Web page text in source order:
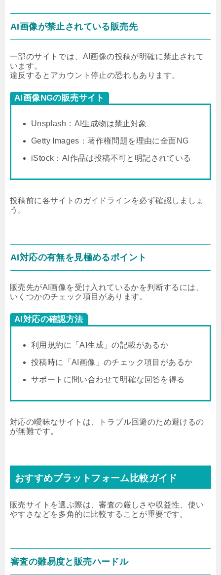
AI画像が禁止されている販売先
一部のサイトでは、AI画像の投稿が明確に禁止されて
います。
違反するとアカウント停止の恐れもあります。
AI画像NGの販売サイト
Unsplash：AI生成物は禁止対象
Getty Images：著作権問題を理由に全面NG
iStock：AI作品は投稿不可と明記されている
投稿前に各サイトのガイドラインを必ず確認しましょ
う。
AI対応の有無を見極めるポイント
販売先がAI画像を受け入れているかを判断するには、
いくつかのチェック項目があります。
AI対応の確認方法
利用規約に「AI生成」の記載があるか
投稿時に「AI画像」のチェック項目があるか
サポートに問い合わせて明確な回答を得る
対応の曖昧なサイトは、トラブル回避のため避けるの
が無難です。
おすすめプラットフォーム比較ガイド
販売サイトを選ぶ際は、審査の厳しさや収益性、使い
やすさなどを多角的に比較することが重要です。
審査の難易度と販売ハードル